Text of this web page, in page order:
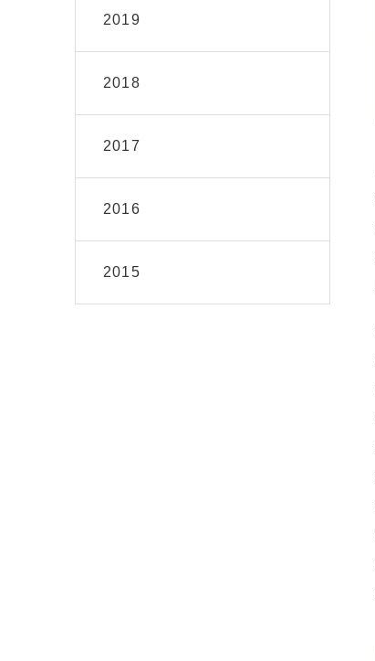
2019
2018
2017
2016
2015